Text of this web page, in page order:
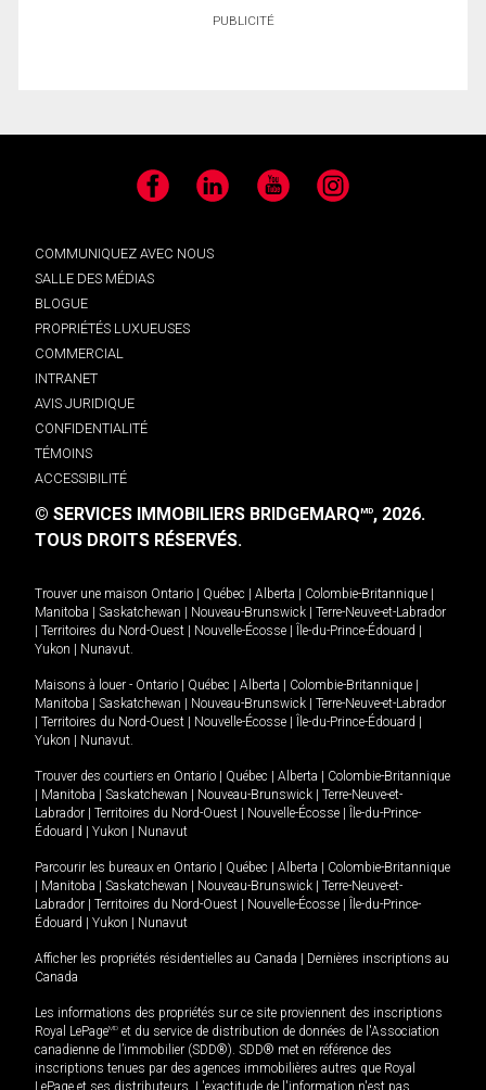
PUBLICITÉ
Facebook LinkedIn YouTube Instagram
COMMUNIQUEZ AVEC NOUS
SALLE DES MÉDIAS
BLOGUE
PROPRIÉTÉS LUXUEUSES
COMMERCIAL
INTRANET
AVIS JURIDIQUE
CONFIDENTIALITÉ
TÉMOINS
ACCESSIBILITÉ
© SERVICES IMMOBILIERS BRIDGEMARQMD, 2026.
TOUS DROITS RÉSERVÉS.
Trouver une maison Ontario | Québec | Alberta | Colombie-Britannique |
Manitoba | Saskatchewan | Nouveau-Brunswick | Terre-Neuve-et-Labrador
| Territoires du Nord-Ouest | Nouvelle-Écosse | Île-du-Prince-Édouard |
Yukon | Nunavut
Maisons à louer - Ontario | Québec | Alberta | Colombie-Britannique |
Manitoba | Saskatchewan | Nouveau-Brunswick | Terre-Neuve-et-Labrador
| Territoires du Nord-Ouest | Nouvelle-Écosse | Île-du-Prince-Édouard |
Yukon | Nunavut
Trouver des courtiers en Ontario | Québec | Alberta | Colombie-Britannique
| Manitoba | Saskatchewan | Nouveau-Brunswick | Terre-Neuve-et-
Labrador | Territoires du Nord-Ouest | Nouvelle-Écosse | Île-du-Prince-
Édouard | Yukon | Nunavut
Parcourir les bureaux en Ontario | Québec | Alberta | Colombie-Britannique
| Manitoba | Saskatchewan | Nouveau-Brunswick | Terre-Neuve-et-
Labrador | Territoires du Nord-Ouest | Nouvelle-Écosse | Île-du-Prince-
Édouard | Yukon | Nunavut
Afficher les propriétés résidentielles au Canada | Dernières inscriptions au
Canada
Les informations des propriétés sur ce site proviennent des inscriptions
Royal LePageMD et du service de distribution de données de l'Association
canadienne de l’immobilier (SDD®). SDD® met en référence des
inscriptions tenues par des agences immobilières autres que Royal
LePage et ses distributeurs. L'exactitude de l'information n'est pas